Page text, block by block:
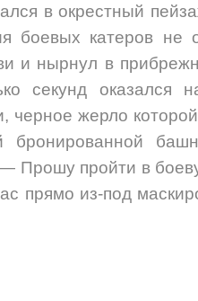
в окрестный
боевых катеров
и нырнул в
секунд оказался
черное жерло
бро­нированной
Прошу прой­ти в
прямо из-под